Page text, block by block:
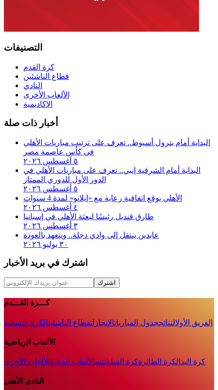
التصنيفات
كرة القدم
قطاع الناشئين
النادي
الألعاب الأخرى
الاكاديمية
أخبار ذات صلة
البداية أمام بترول أسيوط.. تعرف على ترتيب مباريات الأهلي
في كأس عاصمة مصر
٥ أغسطس ٢٠٢٦
البداية أمام الشرقية إنبي.. تعرف على مباريات الأهلي في
الدور الأول للدوري الممتاز
٥ أغسطس ٢٠٢٦
الأهلي يوقع اتفاقية رعاية مع «إيلانو» لمدة 4 سنوات
٤ أغسطس ٢٠٢٦
طارق قنديل رئيسًا لبعثة الأهلي في إسبانيا
٣ أغسطس ٢٠٢٦
عابدين ينتقل إلى وادي دجلة.. ويتعهد بالعودة
٣٠ يوليو ٢٠٢٦
اشترك في بريد الأخبار
اشترك
كـــرة القـــدم
الفريق الأولالنتائججدول المبارياتالإنجازاتقطاع الناشئينالكرة النسائية
الألعاب الرياضية
كرة اليد الكرة الطائرةكرة السلةتنسالألعاب المائية الألعاب الأخرى
النادى الأهلى